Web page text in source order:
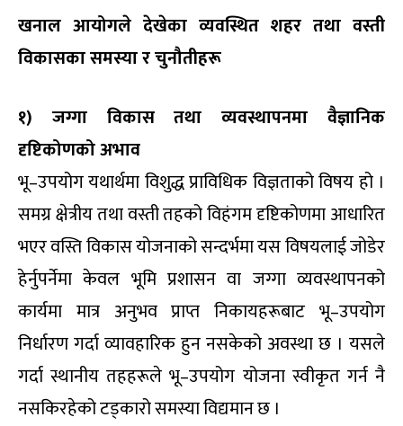
खनाल आयोगले देखेका व्यवस्थित शहर तथा वस्ती
विकासका समस्या र चुनौतीहरू
१) जग्गा विकास तथा व्यवस्थापनमा वैज्ञानिक
दृष्टिकोणको अभाव
भू–उपयोग यथार्थमा विशुद्ध प्राविधिक विज्ञताको विषय हो ।
समग्र क्षेत्रीय तथा वस्ती तहको विहंगम दृष्टिकोणमा आधारित
भएर वस्ति विकास योजनाको सन्दर्भमा यस विषयलाई जोडेर
हेर्नुपर्नेमा केवल भूमि प्रशासन वा जग्गा व्यवस्थापनको
कार्यमा मात्र अनुभव प्राप्त निकायहरूबाट भू–उपयोग
निर्धारण गर्दा व्यावहारिक हुन नसकेको अवस्था छ । यसले
गर्दा स्थानीय तहहरूले भू–उपयोग योजना स्वीकृत गर्न नै
नसकिरहेको टड्कारो समस्या विद्यमान छ ।